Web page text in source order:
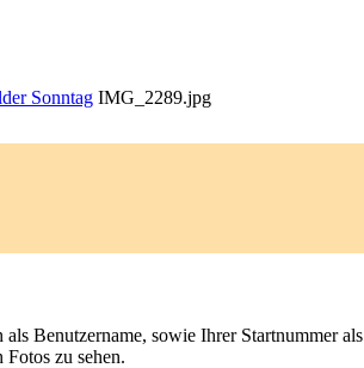
Sonntag IMG_2289.jpg
Benutzername, sowie Ihrer Startnummer als
zu sehen.